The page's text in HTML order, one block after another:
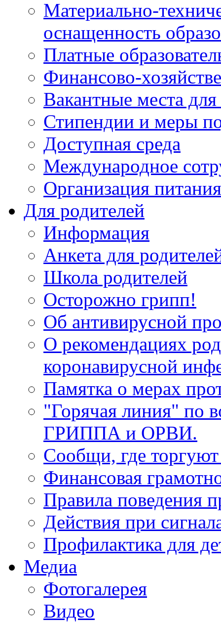
Материально-
оснащенность
Платные
Финансово-
Вакантные места
Стипендии и меры
Доступная среда
Международное
Организация питания
Для родителей
Информация
Анкета для
Школа родителей
Осторожно грипп!
Об антивирусной
О рекомендациях
коронавирусной
Памятка о мерах
"Горячая линия" по
ГРИППА и ОРВИ.
Сообщи, где
Финансовая
Правила поведения
Действия при
Профилактика для
Медиа
Фотогалерея
Видео